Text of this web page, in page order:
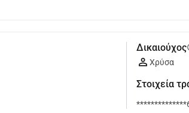
Δικαιούχος
Χρύσα
Στοιχεία